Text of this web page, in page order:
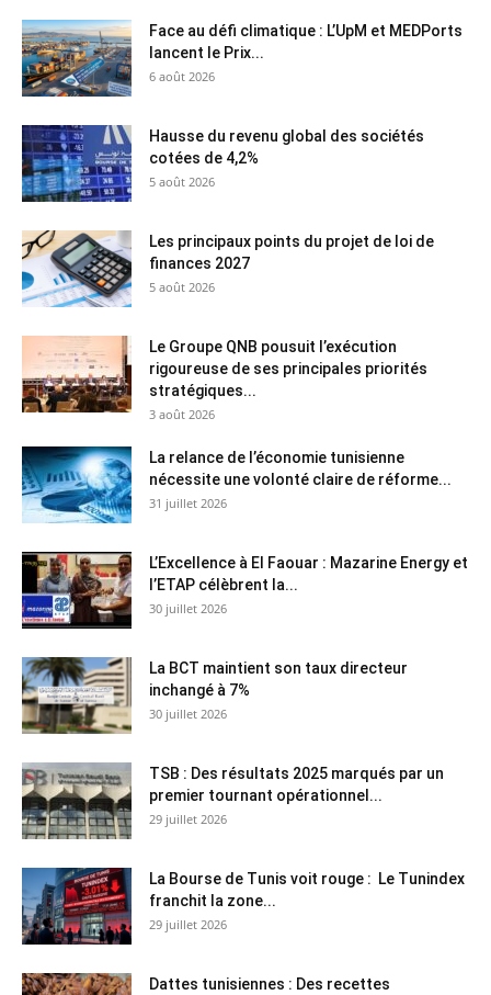
Face au défi climatique : L’UpM et MEDPorts
lancent le Prix...
6 août 2026
Hausse du revenu global des sociétés
cotées de 4,2%
5 août 2026
Les principaux points du projet de loi de
finances 2027
5 août 2026
Le Groupe QNB pousuit l’exécution
rigoureuse de ses principales priorités
stratégiques...
3 août 2026
La relance de l’économie tunisienne
nécessite une volonté claire de réforme...
31 juillet 2026
L’Excellence à El Faouar : Mazarine Energy et
l’ETAP célèbrent la...
30 juillet 2026
La BCT maintient son taux directeur
inchangé à 7%
30 juillet 2026
TSB : Des résultats 2025 marqués par un
premier tournant opérationnel...
29 juillet 2026
La Bourse de Tunis voit rouge : Le Tunindex
franchit la zone...
29 juillet 2026
Dattes tunisiennes : Des recettes